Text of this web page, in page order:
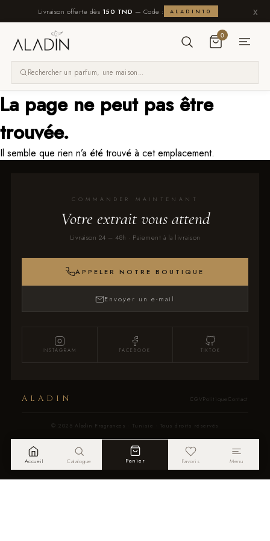
Livraison offerte dès 150 TND — Code : ALADIN10 x
0
Navigationx
Homme
La page ne peut pas être
trouvée.
Il semble que rien n’a été trouvé à cet emplacement.
COMMANDER MAINTENANT
Votre extrait vous attend
Livraison 24 – 48h · Paiement à la livraison
APPELER NOTRE BOUTIQUE
Envoyer un e-mail
INSTAGRAM FACEBOOK TIKTOK
ALADIN CGVPolitiqueContact
© 2025 Aladin Fragrances · Tunisie · Tous droits réservés
Accueil Catalogue Panier Favoris Menu